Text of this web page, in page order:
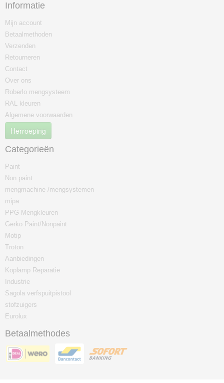
Informatie
Mijn account
Betaalmethoden
Verzenden
Retourneren
Contact
Over ons
Roberlo mengsysteem
RAL kleuren
Algemene voorwaarden
Herroeping
Categorieën
Paint
Non paint
mengmachine /mengsystemen
mipa
PPG Mengkleuren
Gerko Paint/Nonpaint
Motip
Troton
Aanbiedingen
Koplamp Reparatie
Industrie
Sagola verfspuitpistool
stofzuigers
Eurolux
Betaalmethodes